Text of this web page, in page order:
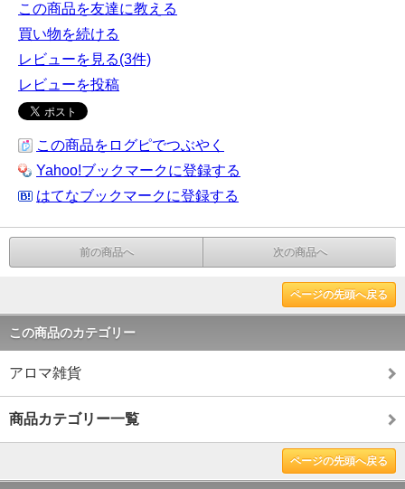
この商品を友達に教える
買い物を続ける
レビューを見る(3件)
レビューを投稿
この商品をログピでつぶやく
Yahoo!ブックマークに登録する
はてなブックマークに登録する
前の商品へ 次の商品へ
ページの先頭へ戻る
この商品のカテゴリー
アロマ雑貨
商品カテゴリー一覧
ページの先頭へ戻る